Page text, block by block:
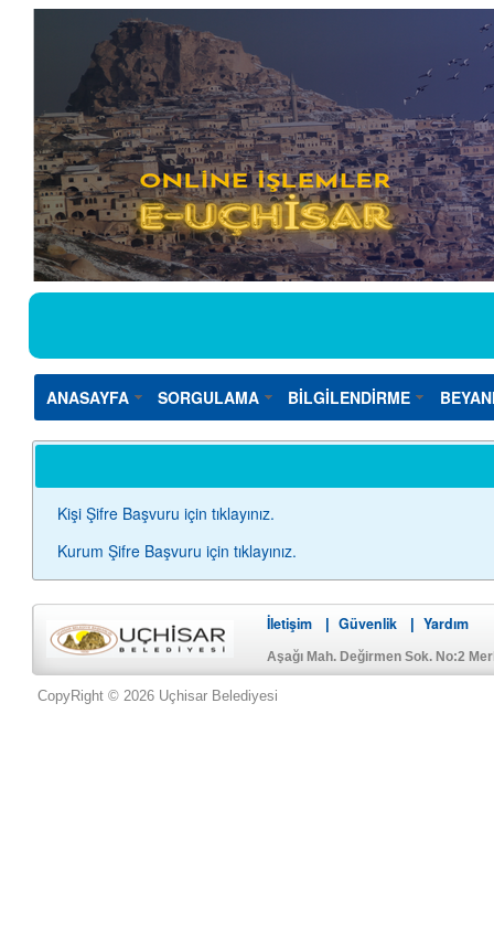
ANASAYFA SORGULAMA BİLGİLENDİRME
Kişi Şifre Başvuru için tıklayınız.
Kurum Şifre Başvuru için tıklayınız.
İletişim Güvenlik Yardım
Aşağı Mah. Değirmen Sok. No:2
CopyRight © 2026 Uçhisar Belediyesi